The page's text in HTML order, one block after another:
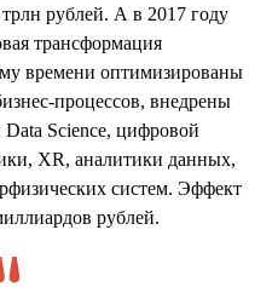
рублей. А в 2017 году
трансформация
времени оптимизированы
процессов, внедрены
Science, цифровой
XR, аналитики данных,
систем. Эффект
рублей.